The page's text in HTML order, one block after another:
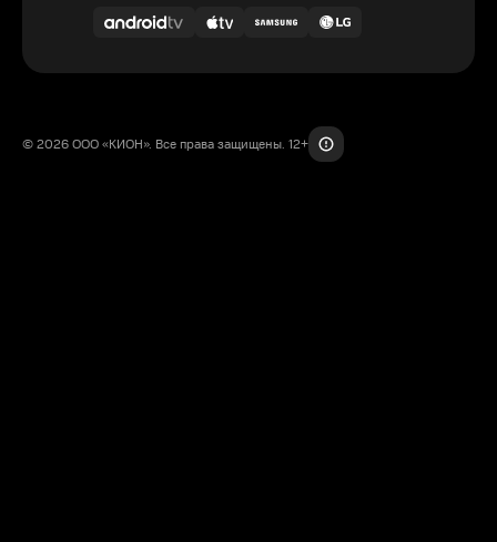
© 2026 ООО «КИОН». Все права защищены. 12+